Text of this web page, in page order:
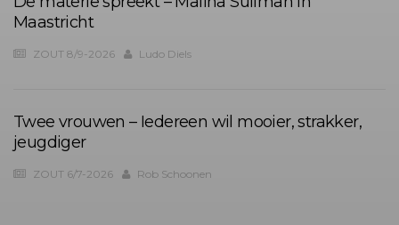
Maastricht
ZOUT 8/9-2026 Ludo Diels
Twee vrouwen – Iedereen wil mooier, strakker,
jeugdiger
ZOUT 6/7-2026 Rob Schoonen